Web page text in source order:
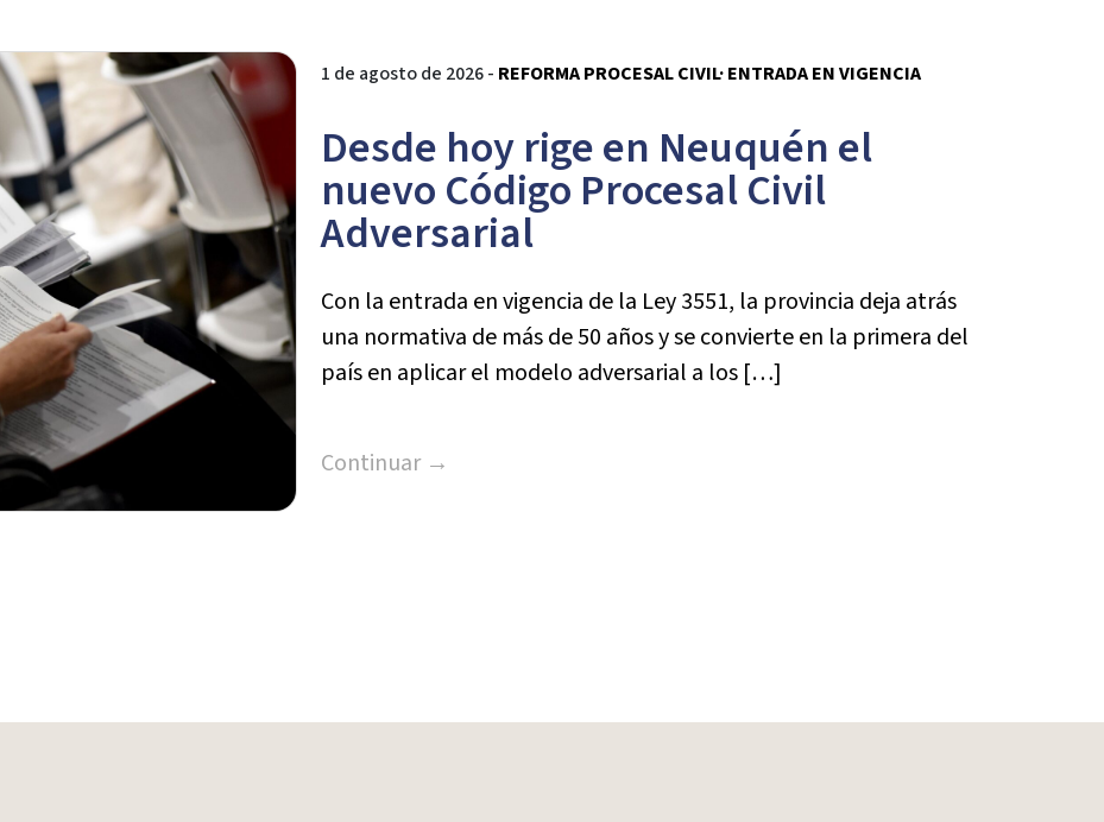
1 de agosto de 2026 - REFORMA PROCESAL CIVIL· ENTRADA EN VIGENCIA
Desde hoy rige en Neuquén el
nuevo Código Procesal Civil
Adversarial
Con la entrada en vigencia de la Ley 3551, la provincia deja atrás
una normativa de más de 50 años y se convierte en la primera del
país en aplicar el modelo adversarial a los […]
Continuar →